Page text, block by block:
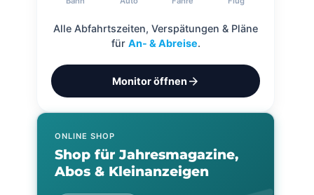
Alle Abfahrtszeiten, Verspätungen & Pläne
für An- & Abreise.
Monitor öffnen arrow_forward
ONLINE SHOP
Shop für Jahresmagazine,
Abos & Kleinanzeigen